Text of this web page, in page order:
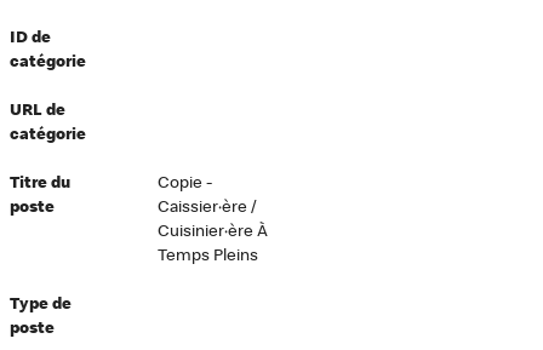
au travail
ID de
catégorie
URL de
catégorie
Titre du
poste
Copie -
Caissier·ère /
Cuisinier·ère À
Temps Pleins
Type de
poste